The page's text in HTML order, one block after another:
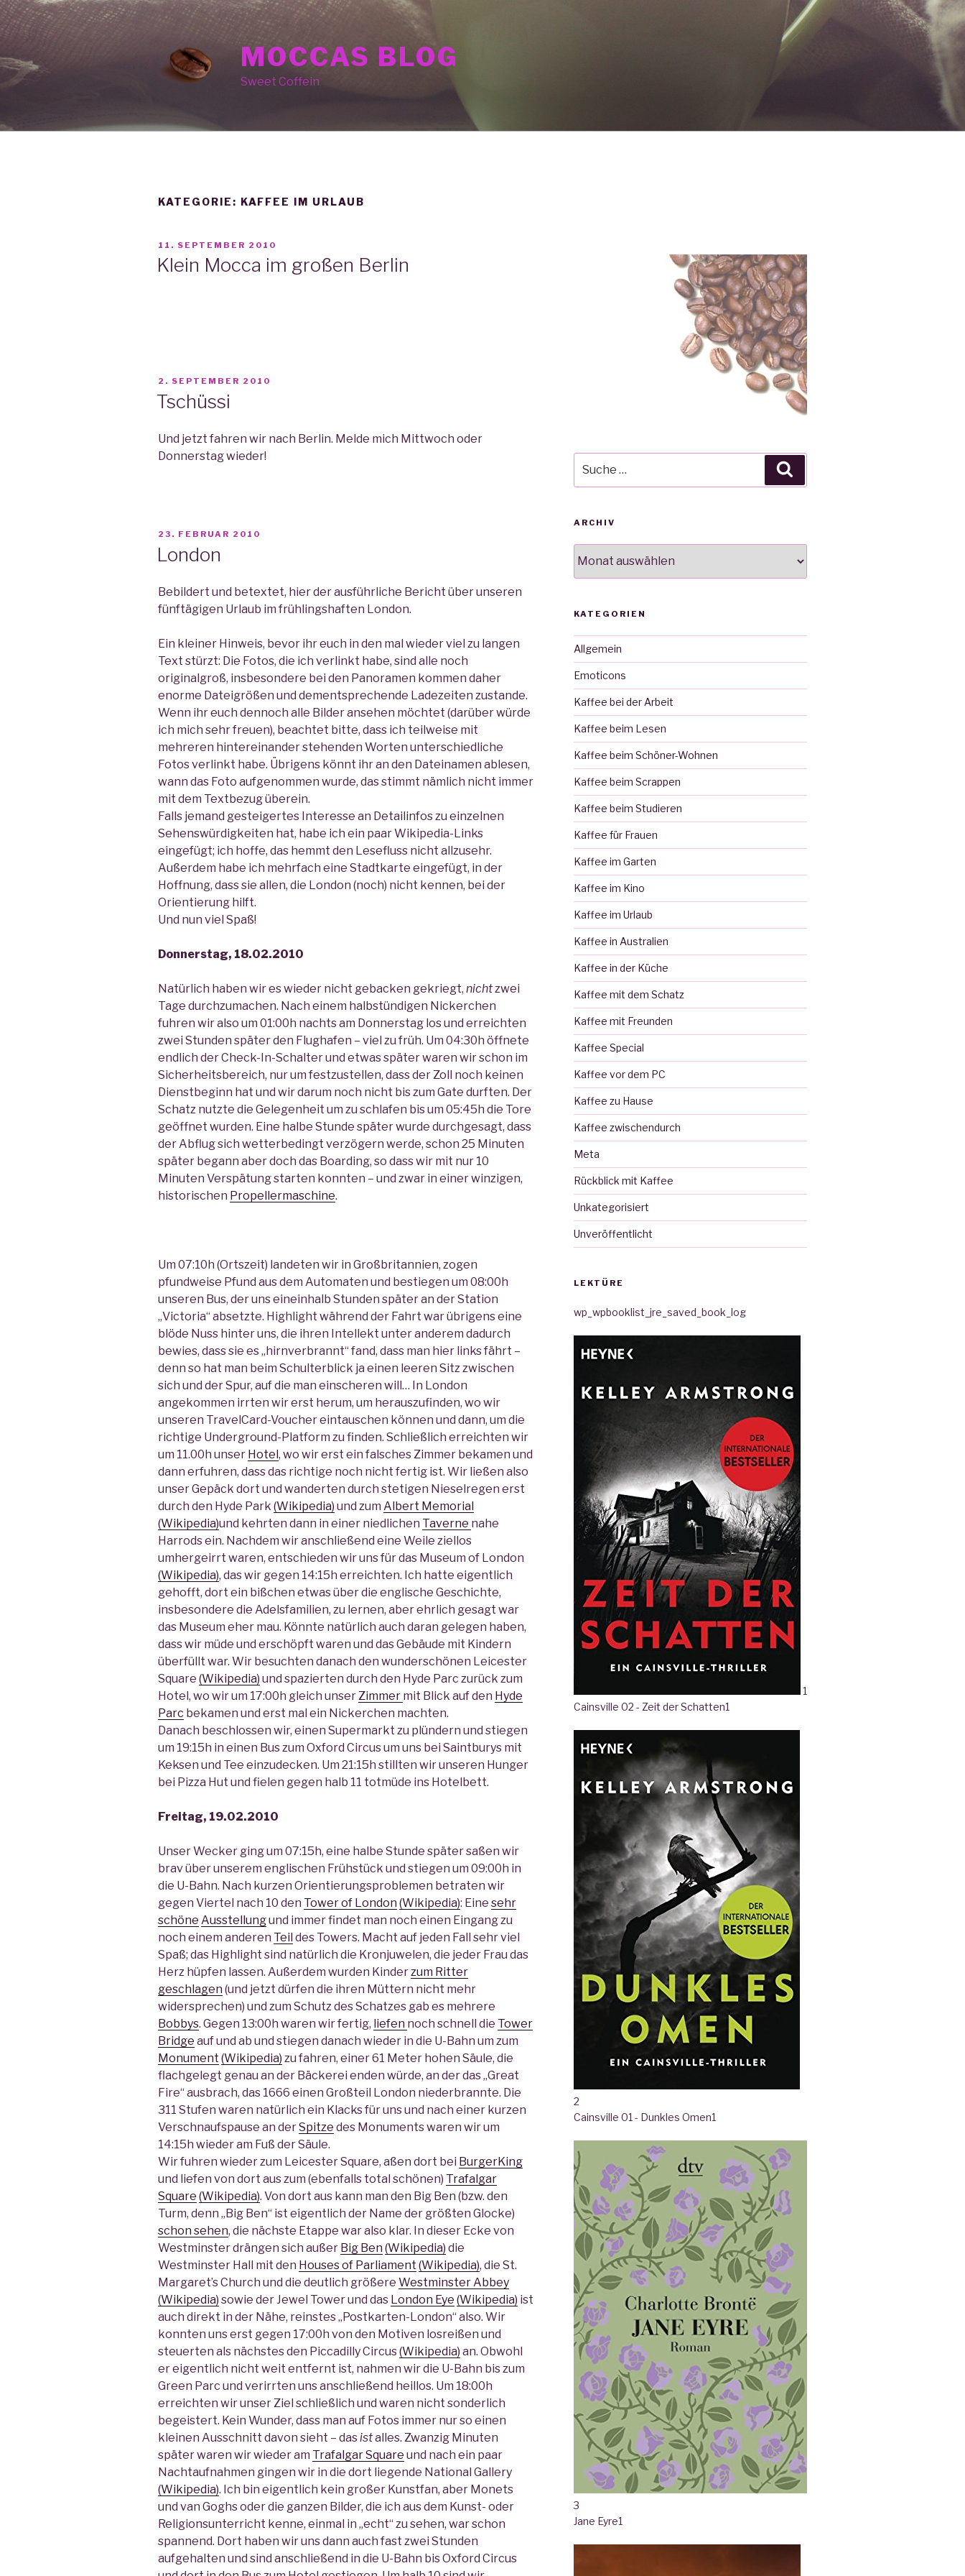
Zum
Inhalt
springen
MOCCAS BLOG
Sweet Coffein
KATEGORIE: KAFFEE IM URLAUB
VERÖFFENTLICHT
AM
11. SEPTEMBER 2010
Klein Mocca im großen Berlin
VERÖFFENTLICHT
2. SEPTEMBER 2010
Tschüssi
Und jetzt fahren wir nach Berlin. Melde mich Mittwoch oder
Donnerstag wieder!
VERÖFFENTLICHT
AM
23. FEBRUAR 2010
London
Bebildert und betextet, hier der ausführliche Bericht über unseren
fünftägigen Urlaub im frühlingshaften London.
Ein kleiner Hinweis, bevor ihr euch in den mal wieder viel zu langen
Text stürzt: Die Fotos, die ich verlinkt habe, sind alle noch
originalgroß, insbesondere bei den Panoramen kommen daher
enorme Dateigrößen und dementsprechende Ladezeiten zustande.
Wenn ihr euch dennoch alle Bilder ansehen möchtet (darüber würde
ich mich sehr freuen), beachtet bitte, dass ich teilweise mit
mehreren hintereinander stehenden Worten unterschiedliche
Fotos verlinkt habe. Übrigens könnt ihr an den Dateinamen ablesen,
wann das Foto aufgenommen wurde, das stimmt nämlich nicht immer
mit dem Textbezug überein.
Falls jemand gesteigertes Interesse an Detailinfos zu einzelnen
Sehenswürdigkeiten hat, habe ich ein paar Wikipedia-Links
eingefügt; ich hoffe, das hemmt den Lesefluss nicht allzusehr.
Außerdem habe ich mehrfach eine Stadtkarte eingefügt, in der
Hoffnung, dass sie allen, die London (noch) nicht kennen, bei der
Orientierung hilft.
Und nun viel Spaß!
Donnerstag, 18.02.2010
Natürlich haben wir es wieder nicht gebacken gekriegt, nichtzwei
Tage durchzumachen. Nach einem halbstündigen Nickerchen
fuhren wir also um 01:00h nachts am Donnerstag los und erreichten
zwei Stunden später den Flughafen – viel zu früh. Um 04:30h öffnete
endlich der Check-In-Schalter und etwas später waren wir schon im
Sicherheitsbereich, nur um festzustellen, dass der Zoll noch keinen
Dienstbeginn hat und wir darum noch nicht bis zum Gate durften. Der
Schatz nutzte die Gelegenheit um zu schlafen bis um 05:45h die Tore
geöffnet wurden. Eine halbe Stunde später wurde durchgesagt, dass
der Abflug sich wetterbedingt verzögern werde, schon 25 Minuten
später begann aber doch das Boarding, so dass wir mit nur 10
Minuten Verspätung starten konnten – und zwar in einer winzigen,
historischen Propellermaschine.
Um 07:10h (Ortszeit) landeten wir in Großbritannien, zogen
pfundweise Pfund aus dem Automaten und bestiegen um 08:00h
unseren Bus, der uns eineinhalb Stunden später an der Station
„Victoria“ absetzte. Highlight während der Fahrt war übrigens eine
blöde Nuss hinter uns, die ihren Intellekt unter anderem dadurch
bewies, dass sie es „hirnverbrannt“ fand, dass man hier links fährt –
denn so hat man beim Schulterblick ja einen leeren Sitz zwischen
sich und der Spur, auf die man einscheren will… In London
angekommen irrten wir erst herum, um herauszufinden, wo wir
unseren TravelCard-Voucher eintauschen können und dann, um die
richtige Underground-Platform zu finden. Schließlich erreichten wir
um 11.00h unser Hotel , wo wir erst ein falsches Zimmer bekamen und
dann erfuhren, dass das richtige noch nicht fertig ist. Wir ließen also
unser Gepäck dort und wanderten durch stetigen Nieselregen erst
durch den Hyde Park (Wikipedia) und zum Albert Memorial
(Wikipedia)und kehrten dann in einer niedlichen Taverne nahe
Harrods ein. Nachdem wir anschließend eine Weile ziellos
umhergeirrt waren, entschieden wir uns für das Museum of London
(Wikipedia), das wir gegen 14:15h erreichten. Ich hatte eigentlich
gehofft, dort ein bißchen etwas über die englische Geschichte,
insbesondere die Adelsfamilien, zu lernen, aber ehrlich gesagt war
das Museum eher mau. Könnte natürlich auch daran gelegen haben,
dass wir müde und erschöpft waren und das Gebäude mit Kindern
überfüllt war. Wir besuchten danach den wunderschönen Leicester
Square (Wikipedia) und spazierten durch den Hyde Parc zurück zum
Hotel, wo wir um 17:00h gleich unserZimmer mit Blick auf den Hyde
Parc bekamen und erst mal ein Nickerchen machten.
Danach beschlossen wir, einen Supermarkt zu plündern und stiegen
um 19:15h in einen Bus zum Oxford Circus um uns bei Saintburys mit
Keksen und Tee einzudecken. Um 21:15h stillten wir unseren Hunger
bei Pizza Hut und fielen gegen halb 11 totmüde ins Hotelbett.
Freitag, 19.02.2010
Unser Wecker ging um 07:15h, eine halbe Stunde später saßen wir
brav über unserem englischen Frühstück und stiegen um 09:00h in
die U-Bahn. Nach kurzen Orientierungsproblemen betraten wir
gegen Viertel nach 10 den Tower of London (Wikipedia): Eine sehr
schöne Ausstellungund immer findet man noch einen Eingang zu
noch einem anderen Teil des Towers. Macht auf jeden Fall sehr viel
Spaß; das Highlight sind natürlich die Kronjuwelen, die jeder Frau das
Herz hüpfen lassen. Außerdem wurden Kinderzum Ritter
geschlagen (und jetzt dürfen die ihren Müttern nicht mehr
widersprechen) und zum Schutz des Schatzes gab es mehrere
Bobbys. Gegen 13:00h waren wir fertig, liefen noch schnell die Tower
Bridge auf und ab und stiegen danach wieder in die U-Bahn um zum
Monument (Wikipedia) zu fahren, einer 61 Meter hohen Säule, die
flachgelegt genau an der Bäckerei enden würde, an der das „Great
Fire“ ausbrach, das 1666 einen Großteil London niederbrannte. Die
311 Stufen waren natürlich ein Klacks für uns und nach einer kurzen
Verschnaufspause an derSpitze des Monuments waren wir um
14:15h wieder am Fuß der Säule.
Wir fuhren wieder zum Leicester Square, aßen dort bei BurgerKing
und liefen von dort aus zum (ebenfalls total schönen) Trafalgar
Square (Wikipedia). Von dort aus kann man den Big Ben (bzw. den
Turm, denn „Big Ben“ ist eigentlich der Name der größten Glocke)
schon sehen, die nächste Etappe war also klar. In dieser Ecke von
Westminster drängen sich außer Big Ben (Wikipedia) die
Westminster Hall mit den Houses of Parliament (Wikipedia), die St.
Margaret’s Church und die deutlich größere Westminster Abbey
(Wikipedia) sowie der Jewel Tower und das London Eye (Wikipedia) ist
auch direkt in der Nähe, reinstes „Postkarten-London“ also. Wir
konnten uns erst gegen 17:00h von den Motiven losreißen und
steuerten als nächstes den Piccadilly Circus(Wikipedia) an. Obwohl
er eigentlich nicht weit entfernt ist, nahmen wir die U-Bahn bis zum
Green Parc und verirrten uns anschließend heillos. Um 18:00h
erreichten wir unser Ziel schließlich und waren nicht sonderlich
begeistert. Kein Wunder, dass man auf Fotos immer nur so einen
kleinen Ausschnitt davon sieht – dasistalles. Zwanzig Minuten
später waren wir wieder am Trafalgar Square und nach ein paar
Nachtaufnahmen gingen wir in die dort liegende National Gallery
(Wikipedia). Ich bin eigentlich kein großer Kunstfan, aber Monets
und van Goghs oder die ganzen Bilder, die ich aus dem Kunst- oder
Religionsunterricht kenne, einmal in „echt“ zu sehen, war schon
spannend. Dort haben wir uns dann auch fast zwei Stunden
aufgehalten und sind anschließend in die U-Bahn bis Oxford Circus
nach:
ARCHIV
KATEGORIEN
Allgemein
Emoticons
Kaffee bei der Arbeit
Kaffee beim Lesen
Kaffee beim Schöner-Wohnen
Kaffee beim Scrappen
Kaffee beim Studieren
Kaffee für Frauen
Kaffee im Garten
Kaffee im Kino
Kaffee im Urlaub
Kaffee in Australien
Kaffee in der Küche
Kaffee mit dem Schatz
Kaffee mit Freunden
Kaffee Special
Kaffee vor dem PC
Kaffee zu Hause
Kaffee zwischendurch
Meta
Rückblick mit Kaffee
Unkategorisiert
Unveröffentlicht
LEKTÜRE
wp_wpbooklist_jre_saved_book_log
1
Cainsville 02 - Zeit der Schatten1
2
Cainsville 01 - Dunkles Omen1
3
Jane Eyre1